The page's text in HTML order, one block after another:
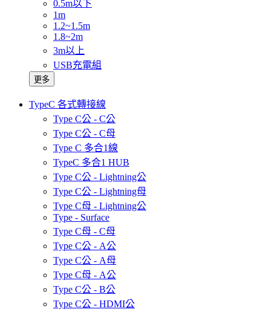
0.5m以下
1m
1.2~1.5m
1.8~2m
3m以上
USB充電組
更多
TypeC 各式轉接線
Type C公 - C公
Type C公 - C母
Type C 多合1線
TypeC 多合1 HUB
Type C公 - Lightning公
Type C公 - Lightning母
Type C母 - Lightning公
Type - Surface
Type C母 - C母
Type C公 - A公
Type C公 - A母
Type C母 - A公
Type C公 - B公
Type C公 - HDMI公